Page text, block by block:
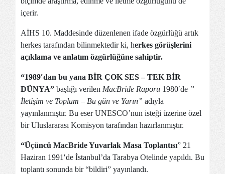
içerir.
AİHS 10. Maddesinde düzenlenen ifade özgürlüğü artık
herkes tarafından bilinmektedir ki, herkes görüşlerini
açıklama ve anlatım özgürlüğüne sahiptir.
“1989′dan bu yana BİR ÇOK SES – TEK BİR
DÜNYA” başlığı verilen MacBride Raporu 1980′de ”
İletişim ve Toplum – Bu gün ve Yarın” adıyla
yayınlanmıştır. Bu eser UNESCO’nun isteği üzerine özel
bir Uluslararası Komisyon tarafından hazırlanmıştır.
“Üçüncü MacBride Yuvarlak Masa Toplantısı” 21
Haziran 1991′de İstanbul’da Tarabya Otelinde yapıldı. Bu
toplantı sonunda bir “bildiri” yayınlandı.